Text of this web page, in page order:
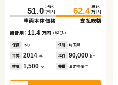
51.0 （税込）
万円
車両本体価格
62.4（税込）
万円
支払総額
諸費用：11.4 万円 （税込）
保証 あり 住所 埼玉県
年式 2014 年 走行 90,000 km
排気 1,500 cc 整備 法定整備付
スバル フォレスター
242.7万円
車両本体価格
諸費用：8.1 万円 （税込）
保証 なし 住所 岡山県
290.1 （税込）
万円
車両本体価格
300.3（税込）
万円
支払総額
諸費用：10.2 万円 （税込）
保証 あり 住所 福島県
年式 2019 年 走行 28,800 km
排気 2,000 cc 整備 なし